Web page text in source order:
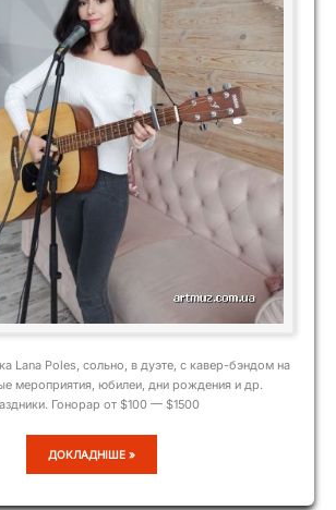
Lana Poles, сольно, в дуэте, с кавер-бэндом на
мероприятия, юбилеи, дни рождения и др.
Гонорар от $100 — $1500
LANA
ДОКЛАДНІШЕ »